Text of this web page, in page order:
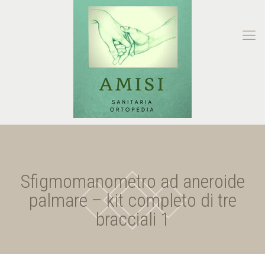
Sfigmomanometro ad aneroide
palmare – kit completo di tre
bracciali 1